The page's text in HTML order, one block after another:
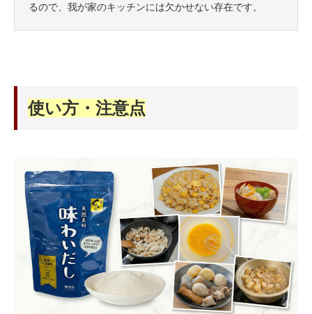
るので、我が家のキッチンには欠かせない存在です。
使い方・注意点